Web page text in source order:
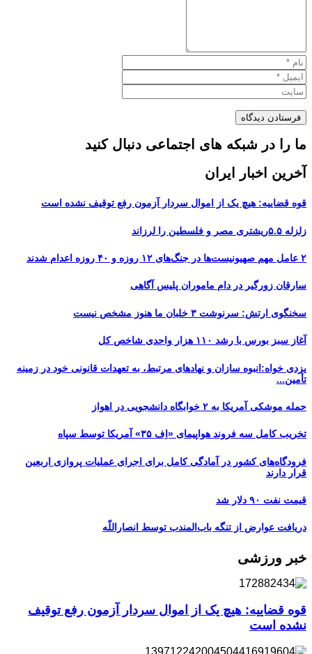
ما را در شبکه های اجتماعی دنبال کنید
آخرین اخبار ایران
قوه قضاییه: هیچ یک از اموال سردار آزمون رفع توقیف نشده است
زلزله ۵.۵ریشتری مصر و فلسطین را لرزاند
۲ عامل مهم صهیونیست‌ها در جنگ‌های ۱۲ روزه و ۴۰ روزه اعدام شدند
سارقان زورگیر در دام ماموران پلیس آگاهی
سخنگوی ارتش: سرنوشت ۳ خلبان ما هنوز مشخص نیست
آغاز سبز بورس با رشد ۱۱۰ هزار واحدی شاخص کل
یزدی خواه:انبوه سازان و نهادهای مرتبط، به تعهدات قانونی خود در زمینه
تأمین...
حمله موشکی آمریکا به ۲ خوابگاه دانشجویی در اهواز
تخریب کامل سه فروند هواپیمای «اِف ۳۵» آمریکا توسط سپاه
فرودگاه‌های کشور در آمادگی کامل برای اجرای عملیات پروازی اربعین
قرار دارند
قیمت نفت ۹۰ دلار شد
دریافت عوارض از تنگه باب‌المندب توسط انصاراللّه
خبر ورزشی
قوه قضاییه: هیچ یک از اموال سردار آزمون رفع توقیف
نشده است